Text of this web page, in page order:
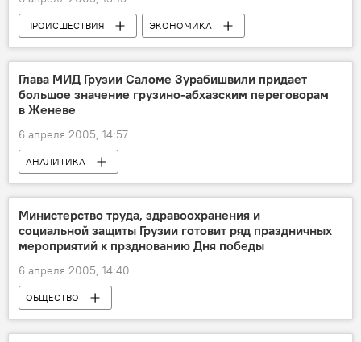
ПРОИСШЕСТВИЯ ЭКОНОМИКА
Глава МИД Грузии Саломе Зурабишвили придает
большое значение грузино-абхазским переговорам
в Женеве
6 апреля 2005, 14:57
АНАЛИТИКА
Министерство труда, здравоохранения и
социальной защиты Грузии готовит ряд праздничных
мероприятий к прзднованию Дня победы
6 апреля 2005, 14:40
ОБЩЕСТВО